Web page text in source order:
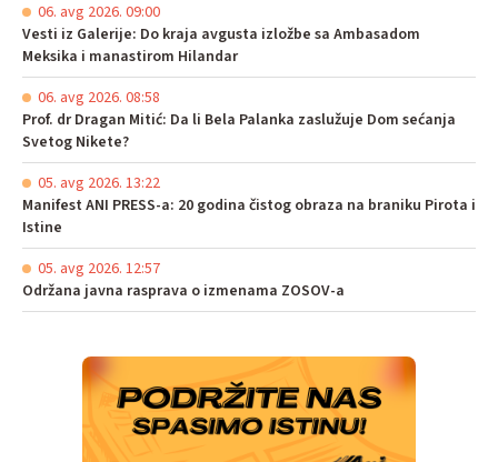
06. avg 2026. 09:00
Vesti iz Galerije: Do kraja avgusta izložbe sa Ambasadom
Meksika i manastirom Hilandar
06. avg 2026. 08:58
Prof. dr Dragan Mitić: Da li Bela Palanka zaslužuje Dom sećanja
Svetog Nikete?
05. avg 2026. 13:22
Manifest ANI PRESS-a: 20 godina čistog obraza na braniku Pirota i
Istine
05. avg 2026. 12:57
Održana javna rasprava o izmenama ZOSOV-a